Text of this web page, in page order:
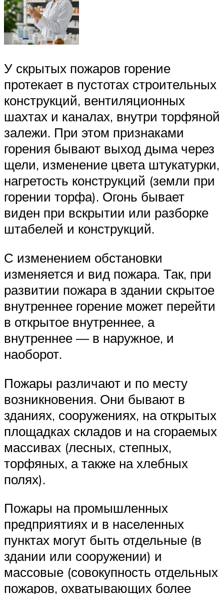
У скрытых пожаров горение
протекает в пустотах строительных
конструкций, вентиляционных
шахтах и каналах, внутри торфяной
залежи. При этом признаками
горения бывают выход дыма через
щели, изменение цвета штукатурки,
нагретость конструкций (земли при
горении торфа). Огонь бывает
виден при вскрытии или разборке
штабелей и конструкций.
С изменением обстановки
изменяется и вид пожара. Так, при
развитии пожара в здании скрытое
внутреннее горение может перейти
в открытое внутреннее, а
внутреннее — в наружное, и
наоборот.
Пожары различают и по месту
возникновения. Они бывают в
зданиях, сооружениях, на открытых
площадках складов и на сгораемых
массивах (лесных, степных,
торфяных, а также на хлебных
полях).
Пожары на промышленных
предприятиях и в населенных
пунктах могут быть отдельные (в
здании или сооружении) и
массовые (совокупность отдельных
пожаров, охватывающих более